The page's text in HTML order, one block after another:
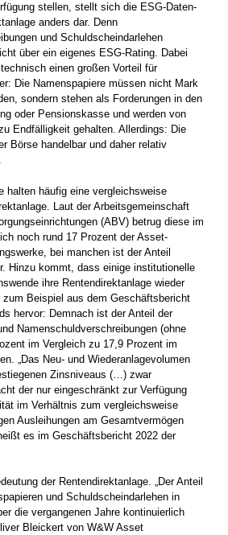
stellen, stellt sich die ESG-Daten­
anders dar. Denn
und Schuldscheindarlehen
über ein eigenes ESG-Rating. Dabei
einen großen Vorteil für
Die Namenspapiere müssen nicht Mark
sondern stehen als Forderungen in den
oder Pensionskasse und werden von
Endfälligkeit gehalten. Allerdings: Die
Börse handelbar und daher relativ
halten häufig eine vergleichsweise
Laut der Arbeitsgemeinschaft
(ABV) betrug diese im
noch rund 17 Prozent der Asset-
bei manchen ist der Anteil
Hinzu kommt, dass einige institutionelle
ihre Rentendirektanlage wieder
Beispiel aus dem Geschäftsbericht
hervor: Demnach ist der Anteil der
Namenschuldverschreibungen (ohne
im Vergleich zu 17,9 Prozent im
„Das Neu- und Wiederanlagevolumen
Zinsniveaus (…) zwar
der nur eingeschränkt zur Verfügung
im Verhältnis zum vergleichsweise
Ausleihungen am Gesamtvermögen
es im Geschäftsbericht 2022 der
der Rentendirektanlage. „Der ­Anteil
und Schuldscheindarlehen in
die vergangenen Jahre kontinuierlich
Bleickert von W&W Asset